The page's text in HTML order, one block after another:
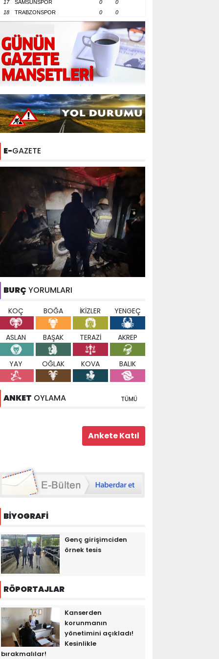
17 SAMSUNSPOR 0
0
18
TRABZONSPOR 0 0
E-GAZETE
BURÇ YORUMLARI
KOÇ BOĞA İKİZLER YENGEÇ
ASLAN BAŞAK TERAZİ AKREP
YAY OĞLAK KOVA BALIK
ANKET OYLAMA TÜMÜ
BİYOGRAFİ
Genç girişimciden
örnek tesis
RÖPORTAJLAR
Kanserden
korunmanın
yönetimini açıkladı!
Kesinlikle
bırakmalılar!